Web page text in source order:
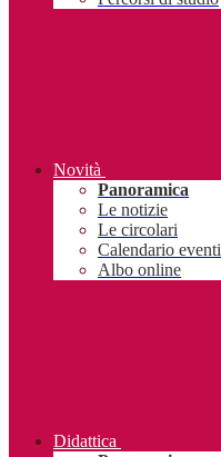
Novità
Panoramica
Le notizie
Le circolari
Calendario eventi
Albo online
Didattica